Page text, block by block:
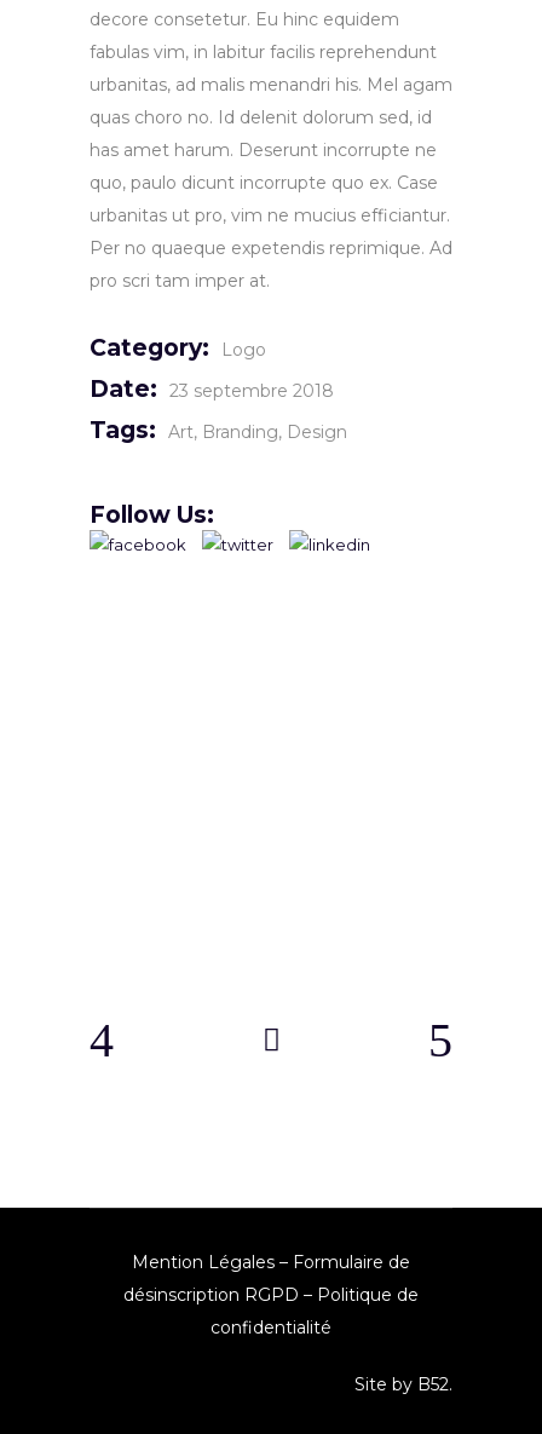
decore consetetur. Eu hinc equidem
fabulas vim, in labitur facilis reprehendunt
urbanitas, ad malis menandri his. Mel agam
quas choro no. Id delenit dolorum sed, id
has amet harum. Deserunt incorrupte ne
quo, paulo dicunt incorrupte quo ex. Case
urbanitas ut pro, vim ne mucius efficiantur.
Per no quaeque expetendis reprimique. Ad
pro scri tam imper at.
Category: Logo
Date: 23 septembre 2018
Tags: Art Branding Design
Follow Us:
Mention Légales – Formulaire de
désinscription RGPD – Politique de
confidentialité
Site by B52.